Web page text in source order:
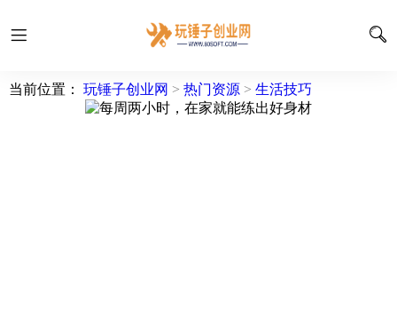
当前位置： 玩锤子创业网 > 热门资源 > 生活技巧